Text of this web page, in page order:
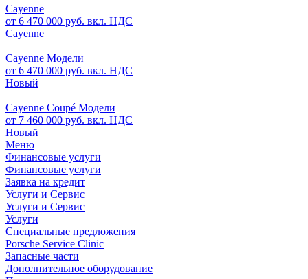
Cayenne
от 6 470 000 руб. вкл. НДС
Cayenne
Cayenne Модели
от 6 470 000 руб. вкл. НДС
Новый
Cayenne Coupé Модели
от 7 460 000 руб. вкл. НДС
Новый
Меню
Финансовые услуги
Финансовые услуги
Заявка на кредит
Услуги и Сервис
Услуги и Сервис
Услуги
Специальные предложения
Porsche Service Clinic
Запасные части
Дополнительное оборудование